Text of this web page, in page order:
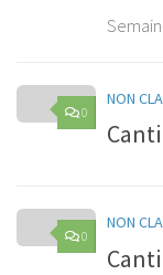
0
NON
0
NON